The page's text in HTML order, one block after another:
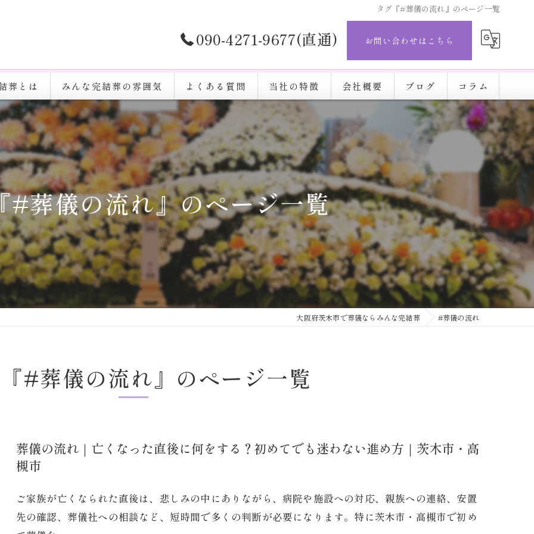
タグ『#葬儀の流れ』のページ一覧
090-4271-9677(直通) お問い合わせはこちら
葬とは みんな完結葬の雰囲気 よくある質問 当社の特徴
直葬
完結葬
施設
火葬
安い
会社概要 ブログ コラム
#葬儀の流れ』のページ一覧
大阪府茨木市で葬儀ならみんな完結葬 #葬儀の流れ
#葬儀の流れ』のページ一覧
葬儀の流れ｜亡くなった直後に何をする？初めてでも迷わない進め方｜茨木市・高
槻市
ご家族が亡くなられた直後は、悲しみの中にありながら、病院や施設への対応、親族への連絡、安置
先の確認、葬儀社への相談など、短時間で多くの判断が必要になります。特に茨木市・高槻市で初め